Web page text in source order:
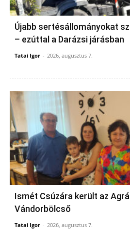
Újabb sertésállományokat
– ezúttal a Darázsi járásban
Tatai Igor - 2026, augusztus 7.
Ismét Csúzára került az
Vándorbölcső
Tatai Igor - 2026, augusztus 7.